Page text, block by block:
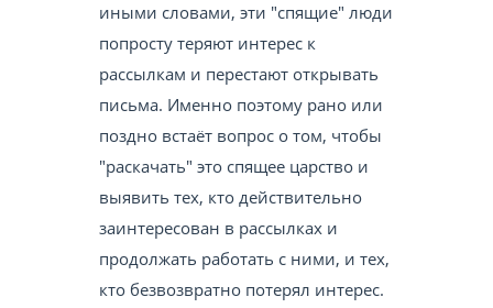
иными словами, эти "спящие" люди
попросту теряют интерес к
рассылкам и перестают открывать
письма. Именно поэтому рано или
поздно встаёт вопрос о том, чтобы
"раскачать" это спящее царство и
выявить тех, кто действительно
заинтересован в рассылках и
продолжать работать с ними, и тех,
кто безвозвратно потерял интерес.